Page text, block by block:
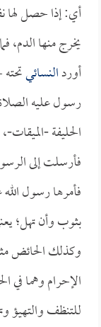
أي: إذا حصل لها
يخرج منها الدم،
أوردالنسائي
رسول عليه
الحليفة -
فأرسلت إلى
فأمرها رسول
بثوب وأن تهل؛
وكذلك الحائض
الإحرام وهما في
للتنظف والتهيؤ